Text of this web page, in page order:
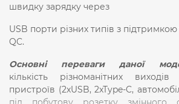
швидку зарядку через
USB порти різних типів з підтримкою
QC.
Основні переваги даної
кількість різноманітних
пристроїв (2xUSB, 2xType-C,